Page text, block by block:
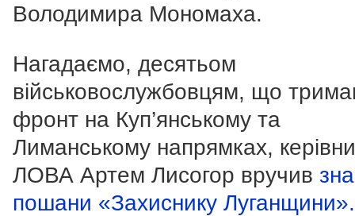
Володимира Мономаха.
Нагадаємо, десятьом
військовослужбовцям, що
фронт на Куп’янському та
Лиманському напрямках,
ЛОВА Артем Лисогор вручив
пошани «Захиснику Луганщини».